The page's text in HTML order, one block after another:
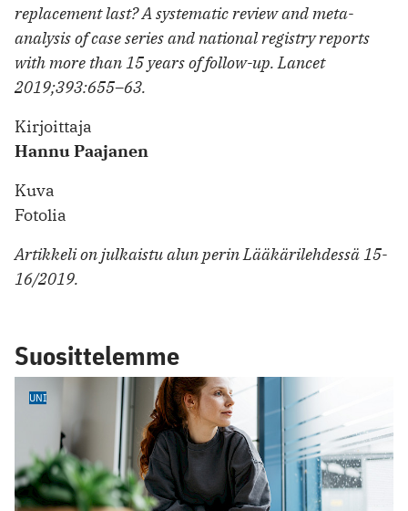
replacement last? A systematic review and meta-
analysis of case series and national registry reports
with more than 15 years of follow-up. Lancet
2019;393:655–63.
Kirjoittaja
Hannu Paajanen
Kuva
Fotolia
Artikkeli on julkaistu alun perin Lääkärilehdessä 15-
16/2019.
Suosittelemme
UNI